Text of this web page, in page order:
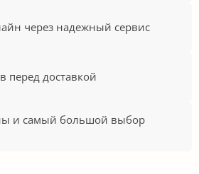
через надежный сервис
перед доставкой
и самый большой выбор